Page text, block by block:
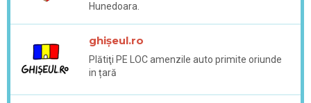
Hunedoara.
ghișeul.ro
Plătiţi PE LOC amenzile auto primite oriunde
in țară